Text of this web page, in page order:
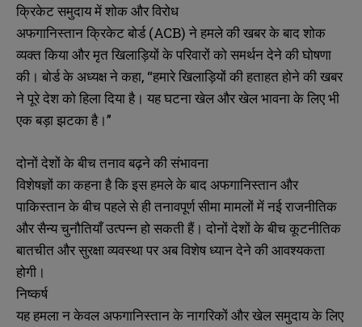
क्रिकेट समुदाय में शोक और विरोध
अफगानिस्तान क्रिकेट बोर्ड (ACB) ने हमले की खबर के बाद शोक
व्यक्त किया और मृत खिलाड़ियों के परिवारों को समर्थन देने की घोषणा
की। बोर्ड के अध्यक्ष ने कहा, “हमारे खिलाड़ियों की हताहत होने की खबर
ने पूरे देश को हिला दिया है। यह घटना खेल और खेल भावना के लिए भी
एक बड़ा झटका है।”
दोनों देशों के बीच तनाव बढ़ने की संभावना
विशेषज्ञों का कहना है कि इस हमले के बाद अफगानिस्तान और
पाकिस्तान के बीच पहले से ही तनावपूर्ण सीमा मामलों में नई राजनीतिक
और सैन्य चुनौतियाँ उत्पन्न हो सकती हैं। दोनों देशों के बीच कूटनीतिक
बातचीत और सुरक्षा व्यवस्था पर अब विशेष ध्यान देने की आवश्यकता
होगी।
निष्कर्ष
यह हमला न केवल अफगानिस्तान के नागरिकों और खेल समुदाय के लिए